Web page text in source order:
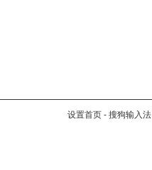
设置首页 - 搜狗输入法